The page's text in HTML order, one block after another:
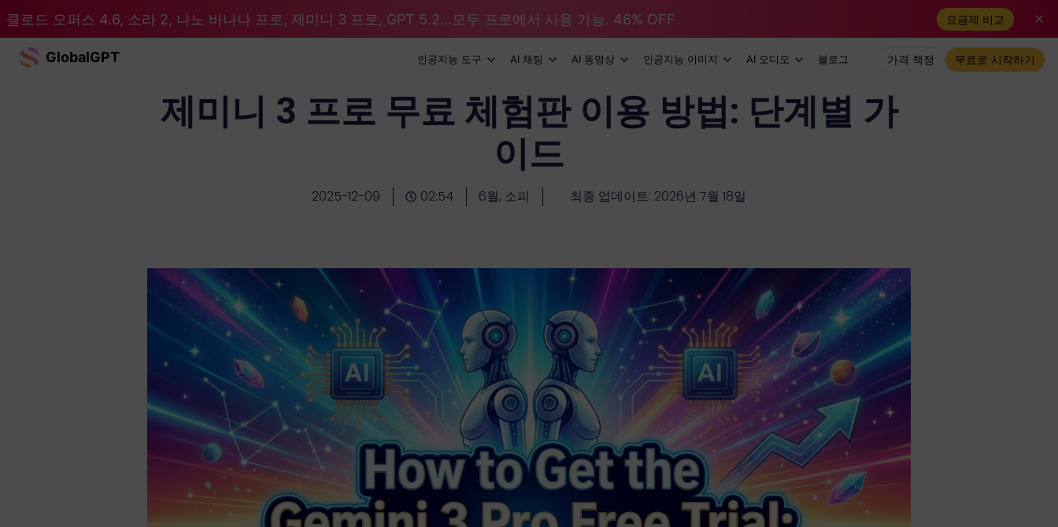
클로드 오퍼스 4.6, 소라 2, 나노 바나나 프로, 제미니 3 프로, GPT 5.2...모두 프로에서 사용 가능. 46% OFF 요금제 비교
GlobalGPT 인공지능 도구 AI 채팅 AI 동영상 인공지능 이미지 AI 오디오 블로그 가격 책정 무료로 시작하기
제미니 3 프로 무료 체험판 이용 방법: 단계별 가
이드
2025-12-09 02:54 6월, 소피 최종 업데이트: 2026년 7월 18일